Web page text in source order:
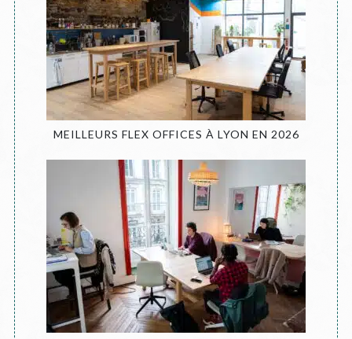
MEILLEURS FLEX OFFICES À LYON EN 2026